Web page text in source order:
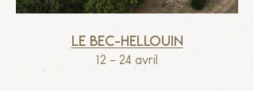
Le Bec-Hellouin
12 - 24 avril